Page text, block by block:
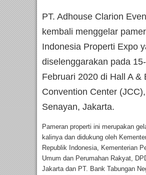
PT. Adhouse Clarion
kembali menggelar
Indonesia Properti Expo
diselenggarakan pada
Februari 2020 di Hall A &
Convention Center (JCC),
Senayan, Jakarta.
Pameran properti ini merupakan
kalinya dan didukung oleh
Republik Indonesia, Kementerian
Umum dan Perumahan Rakyat,
Jakarta dan PT. Bank Tabungan